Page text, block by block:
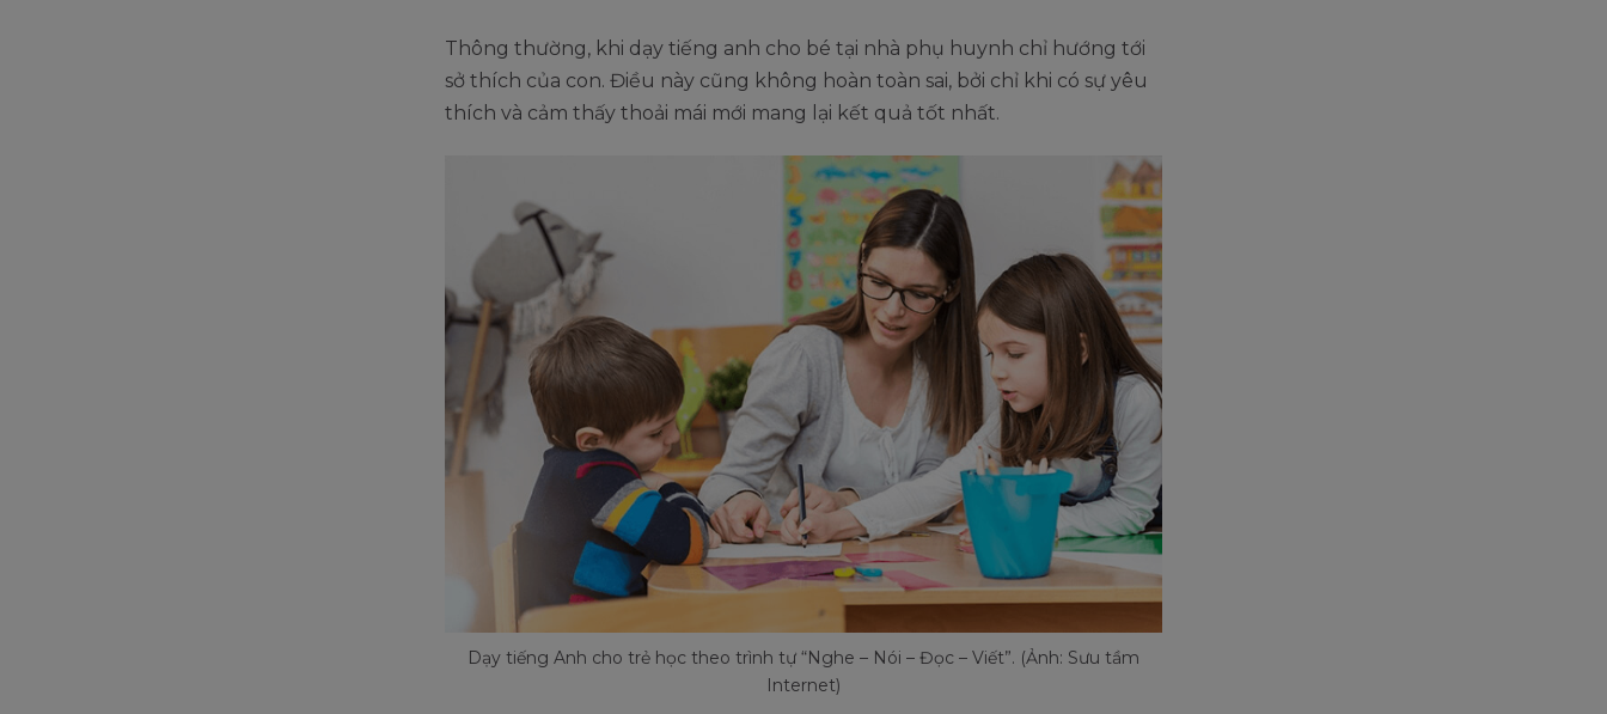
Thông thường, khi dạy tiếng anh cho bé tại nhà phụ huynh chỉ hướng tới
sở thích của con. Điều này cũng không hoàn toàn sai, bởi chỉ khi có sự yêu
thích và cảm thấy thoải mái mới mang lại kết quả tốt nhất.
Dạy tiếng Anh cho trẻ học theo trình tự “Nghe – Nói – Đọc – Viết”. (Ảnh: Sưu tầm
Internet)